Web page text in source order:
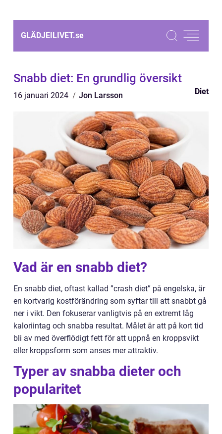
GLÄDJEILIVET.se
Snabb diet: En grundlig översikt
16 januari 2024 Jon Larsson Diet
Vad är en snabb diet?
En snabb diet, oftast kallad ”crash diet” på engelska, är
en kortvarig kostförändring som syftar till att snabbt gå
ner i vikt. Den fokuserar vanligtvis på en extremt låg
kaloriintag och snabba resultat. Målet är att på kort tid
bli av med överflödigt fett för att uppnå en kroppsvikt
eller kroppsform som anses mer attraktiv.
Typer av snabba dieter och
popularitet